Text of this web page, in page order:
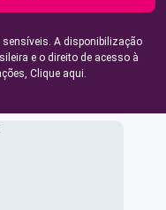
A disponibilização
e o direito de acesso à
Clique aqui.